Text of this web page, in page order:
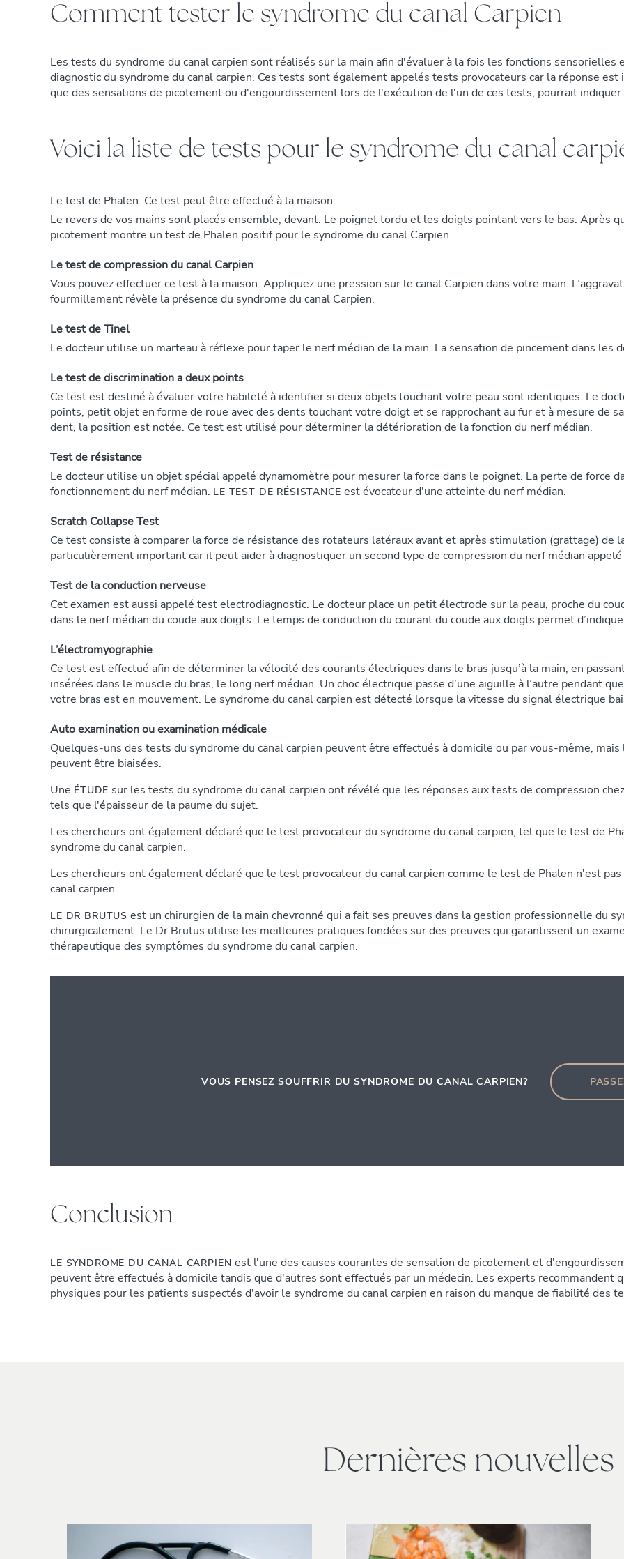
Comment tester le syndrome du canal Carpien
Les tests du syndrome du canal carpien sont réalisés sur la main afin d'évaluer à la fois les fonctions
diagnostic du syndrome du canal carpien. Ces tests sont également appelés tests provocateurs car la réponse
que des sensations de picotement ou d'engourdissement lors de l'exécution de l'un de ces tests, pourrait
Voici la liste de tests pour le syndrome du canal
Le test de Phalen: Ce test peut être effectué à la maison
Le revers de vos mains sont placés ensemble, devant. Le poignet tordu et les doigts pointant vers le bas. Après
picotement montre un test de Phalen positif pour le syndrome du canal Carpien.
Le test de compression du canal Carpien
Vous pouvez effectuer ce test à la maison. Appliquez une pression sur le canal Carpien dans votre main.
fourmillement révèle la présence du syndrome du canal Carpien.
Le test de Tinel
Le docteur utilise un marteau à réflexe pour taper le nerf médian de la main. La sensation de pincement dans
Le test de discrimination a deux points
Ce test est destiné à évaluer votre habileté à identifier si deux objets touchant votre peau sont identiques. Le
points, petit objet en forme de roue avec des dents touchant votre doigt et se rapprochant au fur et à mesure de
dent, la position est notée. Ce test est utilisé pour déterminer la détérioration de la fonction du nerf médian.
Test de résistance
Le docteur utilise un objet spécial appelé dynamomètre pour mesurer la force dans le poignet. La perte de force
fonctionnement du nerf médian. LE TEST DE RÉSISTANCE est évocateur d'une atteinte du nerf médian.
Scratch Collapse Test
Ce test consiste à comparer la force de résistance des rotateurs latéraux avant et après stimulation (grattage) de
particulièrement important car il peut aider à diagnostiquer un second type de compression du nerf médian appelé
Test de la conduction nerveuse
Cet examen est aussi appelé test electrodiagnostic. Le docteur place un petit électrode sur la peau, proche du
dans le nerf médian du coude aux doigts. Le temps de conduction du courant du coude aux doigts permet
L’électromyographie
Ce test est effectué afin de déterminer la vélocité des courants électriques dans le bras jusqu’à la main, en
insérées dans le muscle du bras, le long nerf médian. Un choc électrique passe d’une aiguille à l’autre pendant
votre bras est en mouvement. Le syndrome du canal carpien est détecté lorsque la vitesse du signal électrique
Auto examination ou examination médicale
Quelques-uns des tests du syndrome du canal carpien peuvent être effectués à domicile ou par vous-même,
peuvent être biaisées.
Une ÉTUDE sur les tests du syndrome du canal carpien ont révélé que les réponses aux tests de compression
tels que l'épaisseur de la paume du sujet.
Les chercheurs ont également déclaré que le test provocateur du syndrome du canal carpien, tel que le test de
syndrome du canal carpien.
Les chercheurs ont également déclaré que le test provocateur du canal carpien comme le test de Phalen n'est
canal carpien.
LE DR BRUTUS est un chirurgien de la main chevronné qui a fait ses preuves dans la gestion professionnelle du
chirurgicalement. Le Dr Brutus utilise les meilleures pratiques fondées sur des preuves qui garantissent un
thérapeutique des symptômes du syndrome du canal carpien.
VOUS PENSEZ SOUFFRIR DU SYNDROME DU CANAL CARPIEN?
Conclusion
LE SYNDROME DU CANAL CARPIEN est l'une des causes courantes de sensation de picotement et
peuvent être effectués à domicile tandis que d'autres sont effectués par un médecin. Les experts
physiques pour les patients suspectés d'avoir le syndrome du canal carpien en raison du manque de fiabilité des
Dernières nouvelles